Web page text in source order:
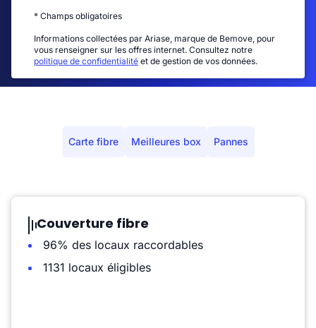
* Champs obligatoires
Informations collectées par Ariase, marque de Bemove, pour
vous renseigner sur les offres internet. Consultez notre
politique de confidentialité et de gestion de vos données.
Carte fibre Meilleures box Pannes
Couverture fibre
96% des locaux raccordables
1131 locaux éligibles